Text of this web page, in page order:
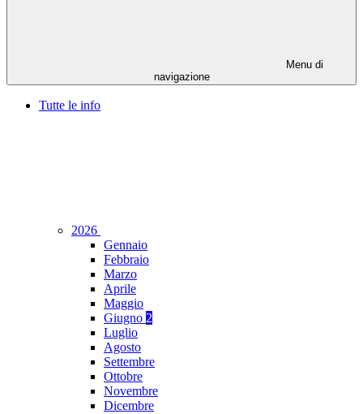
Menu di
navigazione
Tutte le info
2026
Gennaio
Febbraio
Marzo
Aprile
Maggio
Giugno 2
Luglio
Agosto
Settembre
Ottobre
Novembre
Dicembre